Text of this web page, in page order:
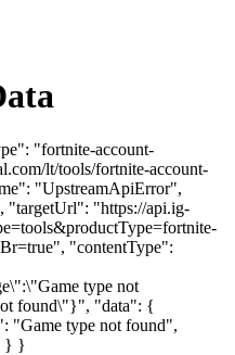
"fortnite-account-
lt/tools/fortnite-account-
"UpstreamApiError",
"targetUrl": "https://api.ig-
"contentType":
type not
found\"}", "data": {
"Game type not found",
} }